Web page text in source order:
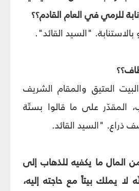
للرمي في العام القادم؟؟
"السيد القائد".
العتيق والمقام الشريف
المقدّر على ما قالوا بستّة
ذراع. "السيد القائد.
ما يكفيه للذهاب إلى
لا يملك بيتاً مع حاجته إليه،